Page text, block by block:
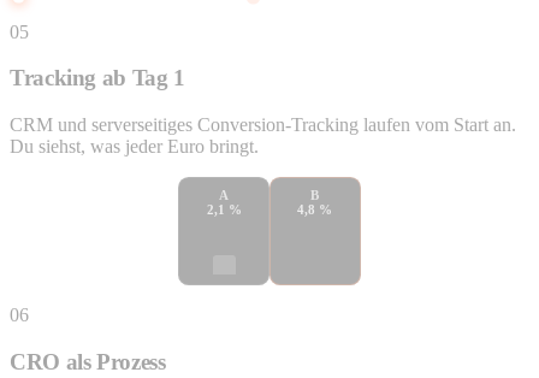
05
Tracking ab Tag 1
CRM und serverseitiges Conversion-Tracking laufen vom Start an.
Du siehst, was jeder Euro bringt.
A
2,1 %
B
4,8 %
06
CRO als Prozess